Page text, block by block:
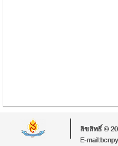
ลิขสิทธิ์ ©
E-